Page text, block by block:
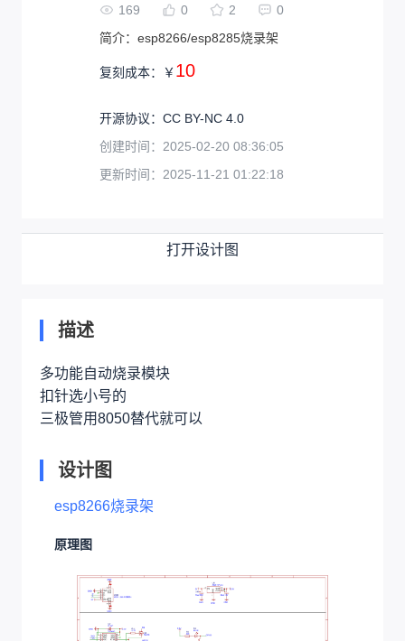
169 0 2
0
简介： esp8266/esp8285烧录架
复刻成本： ￥ 10
开源协议： CC BY-NC 4.0
创建时间： 2025-02-20 08:36:05
更新时间： 2025-11-21 01:22:18
打开设计图
描述
多功能自动烧录模块
扣针选小号的
三极管用8050替代就可以
设计图
esp8266烧录架
原理图